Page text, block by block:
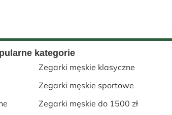
kategorie
Zegarki męskie klasyczne
Zegarki męskie sportowe
Zegarki męskie do 1500 zł